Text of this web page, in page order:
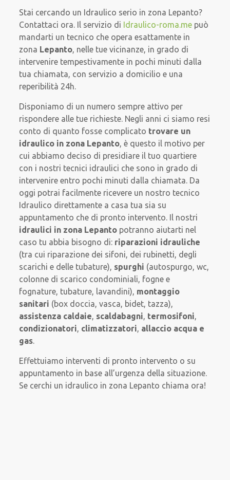
Stai cercando un Idraulico serio in zona Lepanto?
Contattaci ora. Il servizio di Idraulico-roma.me può
mandarti un tecnico che opera esattamente in
zona Lepanto, nelle tue vicinanze, in grado di
intervenire tempestivamente in pochi minuti dalla
tua chiamata, con servizio a domicilio e una
reperibilità 24h.
Disponiamo di un numero sempre attivo per
rispondere alle tue richieste. Negli anni ci siamo resi
conto di quanto fosse complicato trovare un
idraulico in zona Lepanto, è questo il motivo per
cui abbiamo deciso di presidiare il tuo quartiere
con i nostri tecnici idraulici che sono in grado di
intervenire entro pochi minuti dalla chiamata. Da
oggi potrai facilmente ricevere un nostro tecnico
Idraulico direttamente a casa tua sia su
appuntamento che di pronto intervento. Il nostri
idraulici in zona Lepanto potranno aiutarti nel
caso tu abbia bisogno di: riparazioni idrauliche
(tra cui riparazione dei sifoni, dei rubinetti, degli
scarichi e delle tubature), spurghi (autospurgo, wc,
colonne di scarico condominiali, fogne e
fognature, tubature, lavandini), montaggio
sanitari (box doccia, vasca, bidet, tazza),
assistenza caldaie, scaldabagni, termosifoni,
condizionatori, climatizzatori, allaccio acqua e
gas.
Effettuiamo interventi di pronto intervento o su
appuntamento in base all’urgenza della situazione.
Se cerchi un idraulico in zona Lepanto chiama ora!